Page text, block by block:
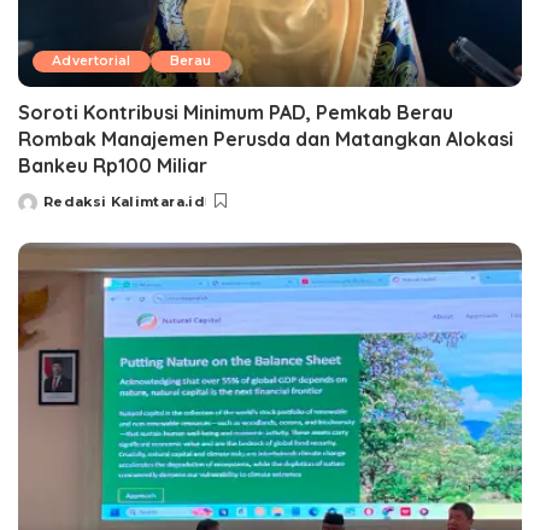
Advertorial Berau
Soroti Kontribusi Minimum PAD, Pemkab Berau
Rombak Manajemen Perusda dan Matangkan Alokasi
Bankeu Rp100 Miliar
Redaksi Kalimtara.id